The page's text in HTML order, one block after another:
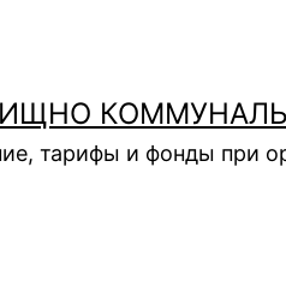
тарифы и фонды при